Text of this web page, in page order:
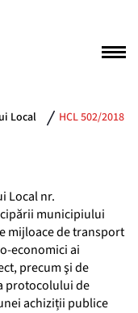
Local HCL 502/2018
Local nr.
municipiului
mijloace de transport
economici ai
precum şi de
protocolului de
achiziții publice